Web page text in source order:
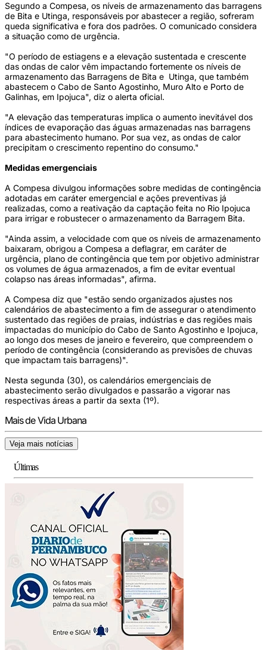
Segundo a Compesa, os níveis de armazenamento das barragens
de Bita e Utinga, responsáveis por abastecer a região, sofreram
queda significativa e fora dos padrões. O comunicado considera
a situação como de urgência.
"O período de estiagens e a elevação sustentada e crescente
das ondas de calor vêm impactando fortemente os níveis de
armazenamento das Barragens de Bita e Utinga, que também
abastecem o Cabo de Santo Agostinho, Muro Alto e Porto de
Galinhas, em Ipojuca", diz o alerta oficial.
"A elevação das temperaturas implica o aumento inevitável dos
índices de evaporação das águas armazenadas nas barragens
para abastecimento humano. Por sua vez, as ondas de calor
precipitam o crescimento repentino do consumo."
Medidas emergenciais
A Compesa divulgou informações sobre medidas de contingência
adotadas em caráter emergencial e ações preventivas já
realizadas, como a reativação da captação feita no Rio Ipojuca
para irrigar e robustecer o armazenamento da Barragem Bita.
"Ainda assim, a velocidade com que os níveis de armazenamento
baixaram, obrigou a Compesa a deflagrar, em caráter de
urgência, plano de contingência que tem por objetivo administrar
os volumes de água armazenados, a fim de evitar eventual
colapso nas áreas informadas", afirma.
A Compesa diz que "estão sendo organizados ajustes nos
calendários de abastecimento a fim de assegurar o atendimento
sustentado das regiões de praias, indústrias e das regiões mais
impactadas do município do Cabo de Santo Agostinho e Ipojuca,
ao longo dos meses de janeiro e fevereiro, que compreendem o
período de contingência (considerando as previsões de chuvas
que impactam tais barragens)".
Nesta segunda (30), os calendários emergenciais de
abastecimento serão divulgados e passarão a vigorar nas
respectivas áreas a partir da sexta (1º).
Mais de Vida Urbana
Veja mais notícias
Últimas